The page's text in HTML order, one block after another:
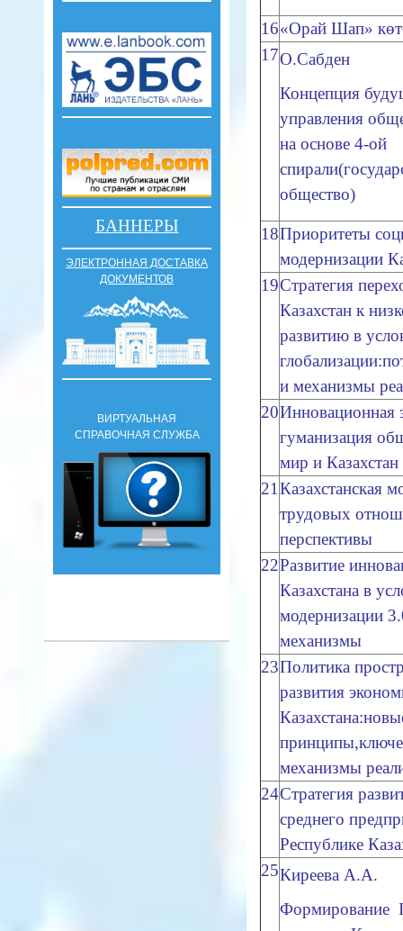
16«Орай Шап»
17О.Сабден
Концепция
управления
на основе 4-ой
общество)
18Приоритеты
модернизации
19Стратегия
Казахстан к
развитию в
и механизмы
20Инновационная
гуманизация
мир и
21Казахстанская
трудовых
перспективы
22Развитие
Казахстана в
модернизации
механизмы
23Политика
развития
механизмы
24Стратегия
среднего
Республике
25Киреева А.А.
Формирование
БАННЕРЫ
ЭЛЕКТРОННАЯ ДОСТАВКА
ДОКУМЕНТОВ
ВИРТУАЛЬНАЯ
СПРАВОЧНАЯ СЛУЖБА